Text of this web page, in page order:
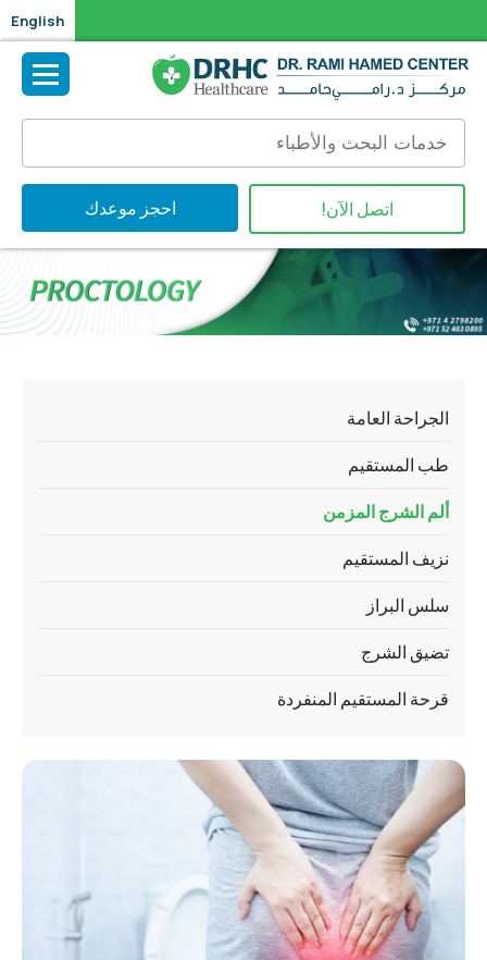
English
احجز موعدك اتصل الآن!
الجراحة العامة
طب المستقيم
ألم الشرج المزمن
نزيف المستقيم
سلس البراز
تضيق الشرج
قرحة المستقيم المنفردة